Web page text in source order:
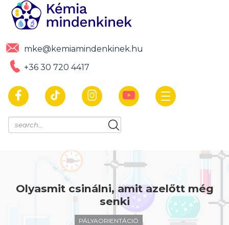
mke@kemiamindenkinek.hu
+36 30 720 4417
Olyasmit csinálni, amit azelőtt még
senki
PÁLYAORIENTÁCIÓ